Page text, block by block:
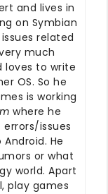
and lives in
on Symbian
related
much
loves to write
OS. So he
is working
where he
issues
He
or what
world. Apart
play games